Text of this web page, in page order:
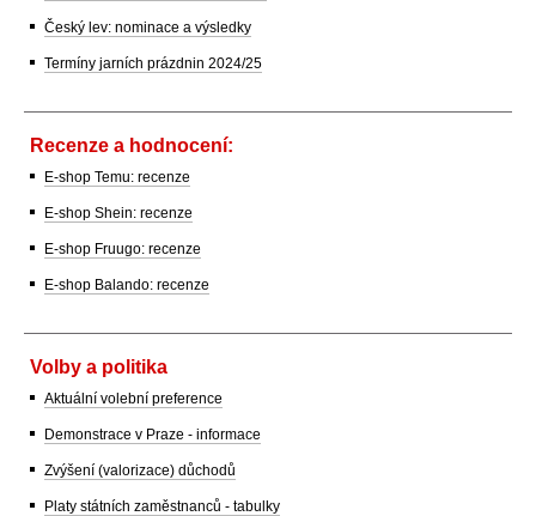
Český lev: nominace a výsledky
Termíny jarních prázdnin 2024/25
Recenze a hodnocení:
E-shop Temu: recenze
E-shop Shein: recenze
E-shop Fruugo: recenze
E-shop Balando: recenze
Volby a politika
Aktuální volební preference
Demonstrace v Praze - informace
Zvýšení (valorizace) důchodů
Platy státních zaměstnanců - tabulky